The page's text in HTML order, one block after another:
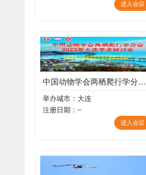
进入会议
中国动物学会两栖爬行学分会2023年大连学术研讨会
举办城市：大连
注册日期：~
进入会议